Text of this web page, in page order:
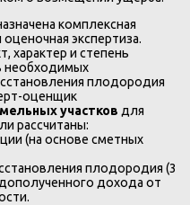
комплексная
экспертиза.
характер и степень
необходимых
плодородия
оценщик
участков для
рассчитаны:
(на основе сметных
плодородия (3
дохода от